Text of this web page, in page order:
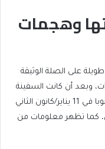
وهجمات
على الصلة الوثيقة
وبعد أن كانت السفينة
شبه ثابتة في البحر الأحمر، أبحرت السفينة جنوبا في 11 يناير/كانون الثاني
كما تظهر معلومات من